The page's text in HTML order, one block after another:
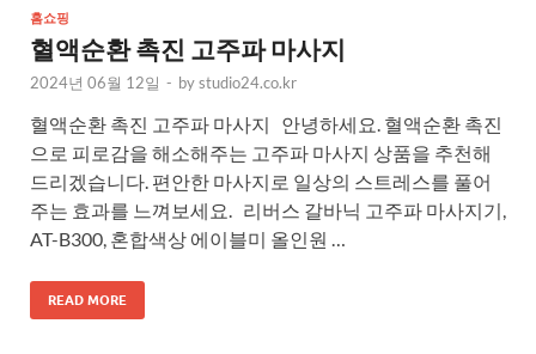
홈쇼핑
혈액순환 촉진 고주파 마사지
2024년 06월 12일 - bystudio24.co.kr
혈액순환 촉진 고주파 마사지 안녕하세요. 혈액순환 촉진
으로 피로감을 해소해주는 고주파 마사지 상품을 추천해
드리겠습니다. 편안한 마사지로 일상의 스트레스를 풀어
주는 효과를 느껴보세요. 리버스 갈바닉 고주파 마사지기,
AT-B300, 혼합색상 에이블미 올인원 …
READ MORE